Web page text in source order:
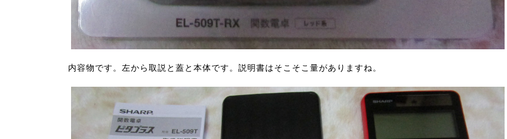
内容物です。左から取説と蓋と本体です。説明書はそこそこ量がありますね。